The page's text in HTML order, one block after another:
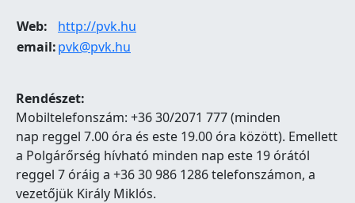
Web:
http://pvk.hu
email:pvk@pvk.hu
Rendészet:
Mobiltelefonszám: +36 30/2071 777 (minden
nap reggel 7.00 óra és este 19.00 óra között). Emellett
a Polgárőrség hívható minden nap este 19 órától
reggel 7 óráig a +36 30 986 1286 telefonszámon, a
vezetőjük Király Miklós.